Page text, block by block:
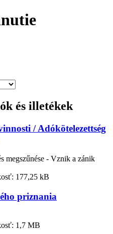
és illetékek
/ Adókötelezettség
megszűnése - Vznik a zánik
177,25 kB
priznania
1,7 MB